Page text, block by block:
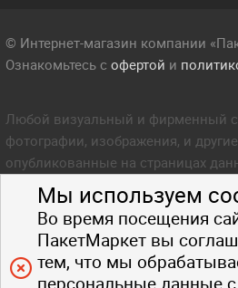
Мы используем
Во время посещения
ПакетМаркет вы
тем, что мы
© Интернет-магазин компании
Ознакомьтесь с офертой и
Любой визуальный и фирменный
фотографии, изображения, и
опубликованные на страницах
объектом прав интеллектуальной
Пакетмаркет. Любое копирование
фотографий, изображений и
запрещено.